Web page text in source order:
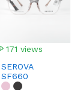
171 views
SEROVA
SF660